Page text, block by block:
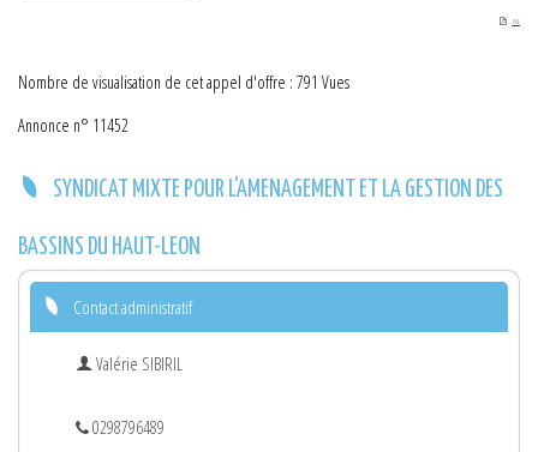
PDF
Nombre de visualisation de cet appel d'offre : 791 Vues
Annonce n° 11452
SYNDICAT MIXTE POUR L'AMENAGEMENT ET LA GESTION DES
BASSINS DU HAUT-LEON
Contact administratif
Valérie SIBIRIL
0298796489